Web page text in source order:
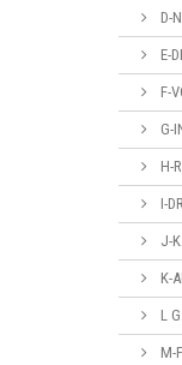
D-
E-
F-
G-
H-
I-
J-
K-
L
M-